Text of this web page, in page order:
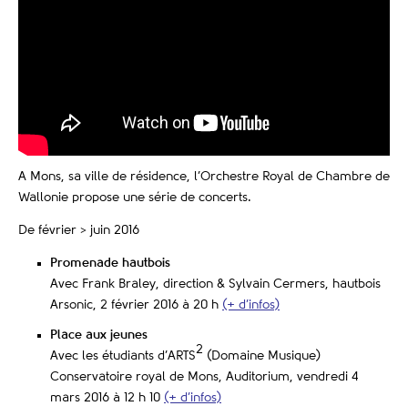
A Mons, sa ville de résidence, l’Orchestre Royal de Chambre de
Wallonie propose une série de concerts.
De février > juin 2016
Promenade hautbois
Avec Frank Braley, direction & Sylvain Cermers, hautbois
Arsonic, 2 février 2016 à 20 h (+ d’infos)
Place aux jeunes
Avec les étudiants d’ARTS2 (Domaine Musique)
Conservatoire royal de Mons, Auditorium, vendredi 4
mars 2016 à 12 h 10 (+ d’infos)